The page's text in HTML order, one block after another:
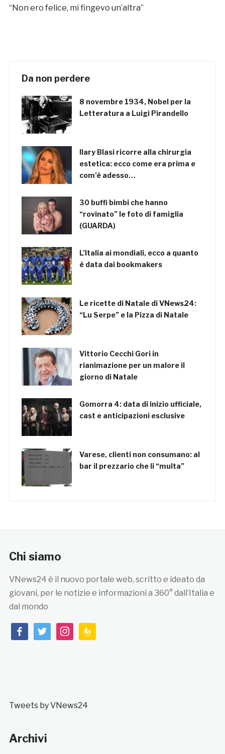
“Non ero felice, mi fingevo un’altra”
Da non perdere
8 novembre 1934, Nobel per la
Letteratura a Luigi Pirandello
Ilary Blasi ricorre alla chirurgia
estetica: ecco come era prima e
com’è adesso…
30 buffi bimbi che hanno
“rovinato” le foto di famiglia
(GUARDA)
L’Italia ai mondiali, ecco a quanto
è data dai bookmakers
Le ricette di Natale di VNews24:
“Lu Serpe” e la Pizza di Natale
Vittorio Cecchi Gori in
rianimazione per un malore il
giorno di Natale
Gomorra 4: data di inizio ufficiale,
cast e anticipazioni esclusive
Varese, clienti non consumano: al
bar il prezzario che li “multa”
Chi siamo
VNews24 è il nuovo portale web, scritto e ideato da
giovani, per le notizie e informazioni a 360° dall’Italia e
dal mondo
facebooktwitterinstagramfeedburner
Tweets by VNews24
Archivi